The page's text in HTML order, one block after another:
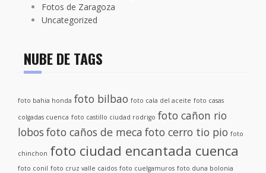
Fotos de Zaragoza
Uncategorized
NUBE DE TAGS
foto bahia honda foto bilbao foto cala del aceite foto casas
colgadas cuenca foto castillo ciudad rodrigo foto cañon rio
lobos foto caños de meca foto cerro tio pio foto
chinchon foto ciudad encantada cuenca
foto conil foto cruz valle caidos foto cuelgamuros foto duna bolonia